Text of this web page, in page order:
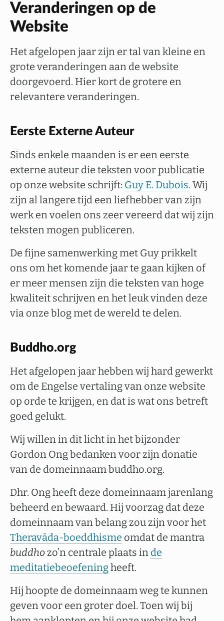
Veranderingen op de
Website
Het afgelopen jaar zijn er tal van kleine en
grote veranderingen aan de website
doorgevoerd. Hier kort de grotere en
relevantere veranderingen.
Eerste Externe Auteur
Sinds enkele maanden is er een eerste
externe auteur die teksten voor publicatie
op onze website schrijft: Guy E. Dubois. Wij
zijn al langere tijd een liefhebber van zijn
werk en voelen ons zeer vereerd dat wij zijn
teksten mogen publiceren.
De fijne samenwerking met Guy prikkelt
ons om het komende jaar te gaan kijken of
er meer mensen zijn die teksten van hoge
kwaliteit schrijven en het leuk vinden deze
via onze blog met de wereld te delen.
Buddho.org
Het afgelopen jaar hebben wij hard gewerkt
om de Engelse vertaling van onze website
op orde te krijgen, en dat is wat ons betreft
goed gelukt.
Wij willen in dit licht in het bijzonder
Gordon Ong bedanken voor zijn donatie
van de domeinnaam buddho.org.
Dhr. Ong heeft deze domeinnaam jarenlang
beheerd en bewaard. Hij voorzag dat deze
domeinnaam van belang zou zijn voor het
Theravāda-boeddhisme omdat de mantra
buddhozo’n centrale plaats in de
meditatiebeoefeningheeft.
Hij hoopte de domeinnaam weg te kunnen
geven voor een groter doel. Toen wij bij